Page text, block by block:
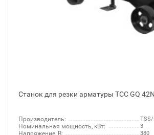
Станок для резки арматуры ТСС GQ 42N
Производитель:
Номинальная мощность, кВт: 3
Напряжение, В: 380